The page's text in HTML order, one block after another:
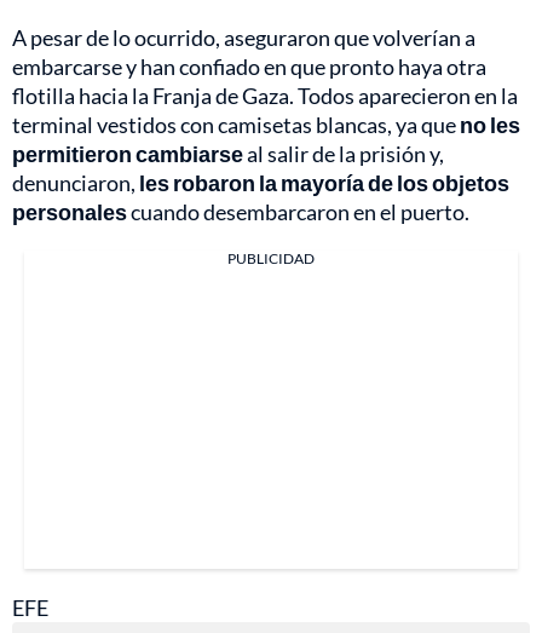
A pesar de lo ocurrido, aseguraron que volverían a
embarcarse y han confiado en que pronto haya otra
flotilla hacia la Franja de Gaza. Todos aparecieron en la
terminal vestidos con camisetas blancas, ya queno les
permitieron cambiarseal salir de la prisión y,
denunciaron, les robaron la mayoría de los objetos
personalescuando desembarcaron en el puerto.
PUBLICIDAD
EFE